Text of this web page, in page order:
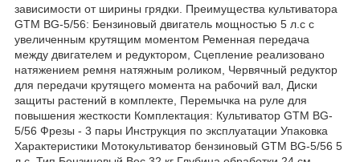
зависимости от ширины грядки. Преимущества культиватора
GTM BG-5/56: Бензиновый двигатель мощностью 5 л.с с
увеличенным крутящим моментом Ременная передача
между двигателем и редуктором, Сцепление реализовано
натяжением ремня натяжным роликом, Червячный редуктор
для передачи крутящего момента на рабочий вал, Диски
защиты растений в комплекте, Перемычка на руле для
повышения жесткости Комплектация: Культиватор GTM BG-
5/56 Фрезы - 3 пары Инструкция по эксплуатации Упаковка
Характеристики Мотокультиватор бензиновый GTM BG-5/56 5